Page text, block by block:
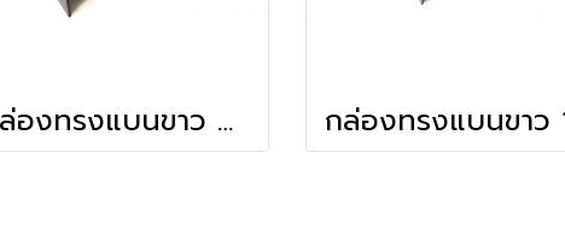
กล่องทรงแบนขาว 8.5x16.5x4.5 ซม.